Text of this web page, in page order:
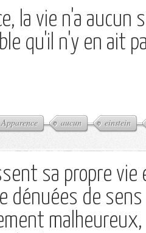
la vie n'a
qu'il n'y en ait
Apparence aucun einstein
sa propre vie
dénuées de
malheureux,